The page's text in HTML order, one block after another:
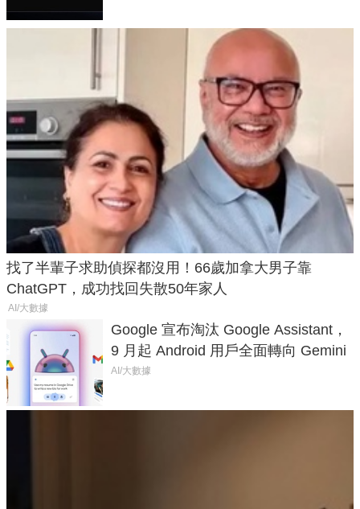
找了半輩子求助偵探都沒用！66歲加拿大男子靠
ChatGPT，成功找回失散50年家人
AI/大數據
Google 宣布淘汰 Google Assistant，
9 月起 Android 用戶全面轉向 Gemini
AI/大數據